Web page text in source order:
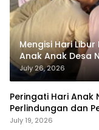
Mengisi Hari
Anak Anak Desa
Bernilai Ekonomi
July 26, 2026
Peringati Hari Anak
Perlindungan dan
July 19, 2026